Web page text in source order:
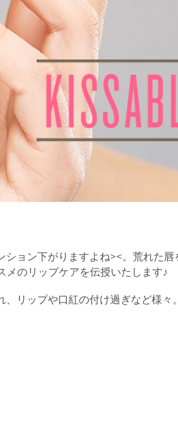
ョン下がりますよね><。荒れた
のリップケアを伝授いたします♪
リップや口紅の付け過ぎなど様